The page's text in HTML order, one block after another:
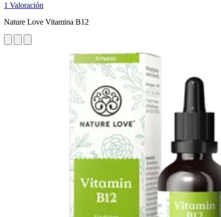
1 Valoración
Nature Love Vitamina B12